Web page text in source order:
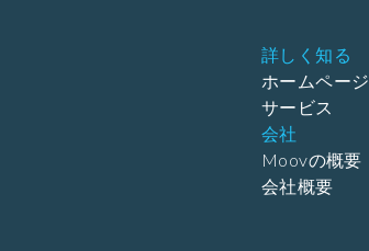
詳しく知る
ホームページ
サービス
会社
Moovの概要
会社概要